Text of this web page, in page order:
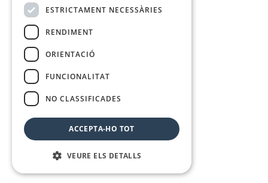
ESTRICTAMENT NECESSÀRIES
RENDIMENT
ORIENTACIÓ
FUNCIONALITAT
NO CLASSIFICADES
ACCEPTA-HO TOT
VEURE ELS DETALLS